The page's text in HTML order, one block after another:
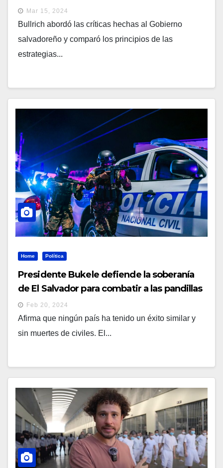
Bukele
Mar 15, 2024
Bullrich abordó las críticas hechas al Gobierno
salvadoreño y comparó los principios de las
estrategias...
Home Política
Presidente Bukele defiende la soberanía
de El Salvador para combatir a las pandillas
Feb 20, 2024
Afirma que ningún país ha tenido un éxito similar y
sin muertes de civiles. El...